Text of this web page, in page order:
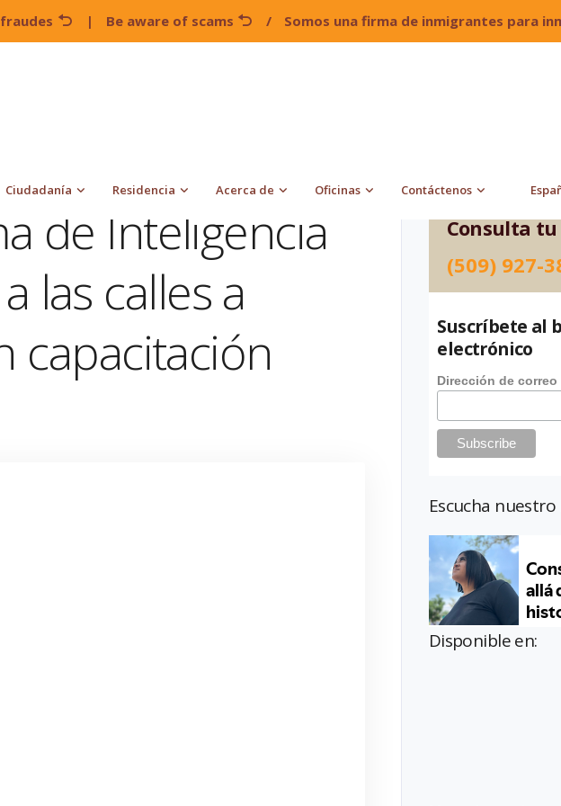
| Be aware of scams / Somos una firma de inmigrantes para
Ciudadanía Residencia Acerca de Oficinas Contáctenos
de Inteligencia
las calles a
capacitación
Consulta tu
(509) 927-
Suscríbete al
electrónico
Dirección de
Escucha
Disponible en: